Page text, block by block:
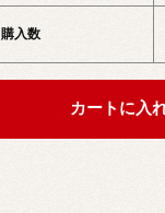
購入数